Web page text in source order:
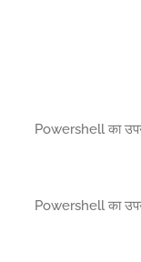
Powershell का
Powershell का